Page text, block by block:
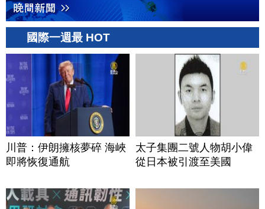
國際一週最 HOT
川普：伊朗擁核夢碎 海峽
即將恢復通航
太子集團二號人物胡小偉
從日本被引渡至美國